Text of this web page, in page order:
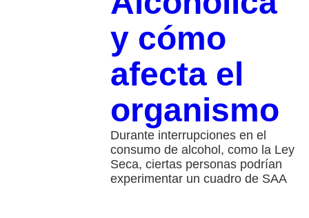
y cómo
afecta el
organismo
Durante interrupciones en el
consumo de alcohol, como la Ley
Seca, ciertas personas podrían
experimentar un cuadro de SAA